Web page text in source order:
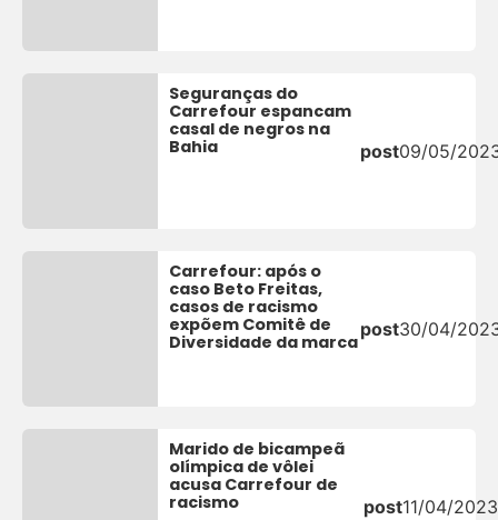
Seguranças do
Carrefour espancam
casal de negros na
Bahia
post09/05/
Carrefour: após o
caso Beto Freitas,
casos de racismo
expõem Comitê de
Diversidade da marca
post30/04/
Marido de bicampeã
olímpica de vôlei
acusa Carrefour de
racismo
post11/04/2023